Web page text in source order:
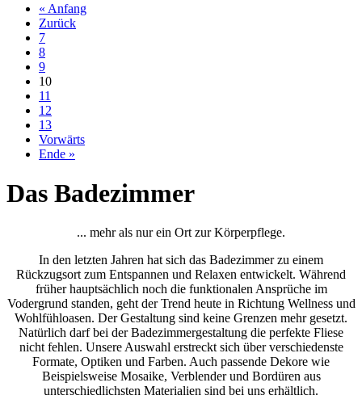
« Anfang
Zurück
7
8
9
10
11
12
13
Vorwärts
Ende »
Das Badezimmer
... mehr als nur ein Ort zur Körperpflege.
In den letzten Jahren hat sich das Badezimmer zu einem
Rückzugsort zum Entspannen und Relaxen entwickelt. Während
früher hauptsächlich noch die funktionalen Ansprüche im
Vodergrund standen, geht der Trend heute in Richtung Wellness und
Wohlfühloasen. Der Gestaltung sind keine Grenzen mehr gesetzt.
Natürlich darf bei der Badezimmergestaltung die perfekte Fliese
nicht fehlen. Unsere Auswahl erstreckt sich über verschiedenste
Formate, Optiken und Farben. Auch passende Dekore wie
Beispielsweise Mosaike, Verblender und Bordüren aus
unterschiedlichsten Materialien sind bei uns erhältlich.